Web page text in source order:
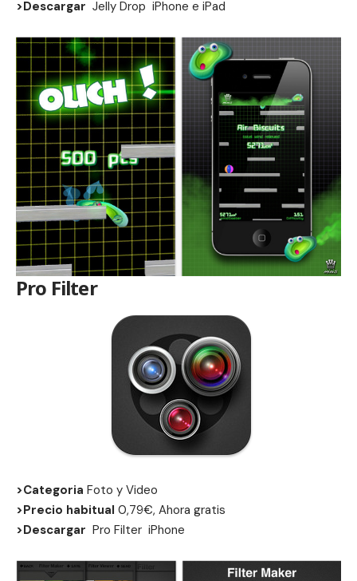
>Descargar Jelly Drop iPhone e iPad
Pro Filter
>Categoria Foto y Video
>Precio habitual 0,79€, Ahora gratis
>Descargar Pro Filter iPhone